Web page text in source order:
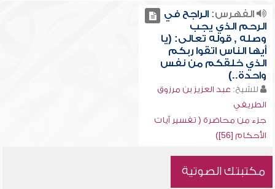
الفهرس:الراجح في
الرحم الذي يجب
وصله , قوله تعالى: (يا
أيها الناس اتقوا ربكم
الذي خلقكم من نفس
واحدة..)
للشيخ: عبد العزيز بن مرزوق
الطريفي
جزء من محاضرة ( تفسير آيات
الأحكام [56])
مكتبتك الصوتية